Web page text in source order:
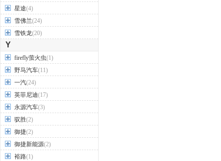
星途(4)
雪佛兰(24)
雪铁龙(20)
Y
firefly萤火虫(1)
野马汽车(11)
一汽(24)
英菲尼迪(17)
永源汽车(3)
驭胜(2)
御捷(2)
御捷新能源(2)
裕路(1)